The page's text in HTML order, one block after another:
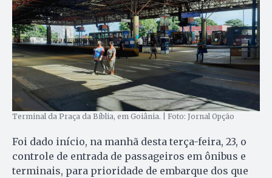
Terminal da Praça da Bíblia, em Goiânia. | Foto: Jornal Opção
Foi dado início, na manhã desta terça-feira, 23, o
controle de entrada de passageiros em ônibus e
terminais, para prioridade de embarque dos que